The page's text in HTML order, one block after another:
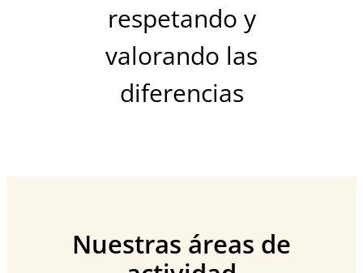
respetando y
valorando las
diferencias
Nuestras áreas de